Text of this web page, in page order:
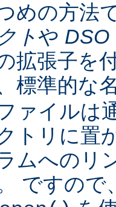
めの方法
トや DSO
拡張子を
標準的な
ァイルは
トリに置
ムへのリ
ですので